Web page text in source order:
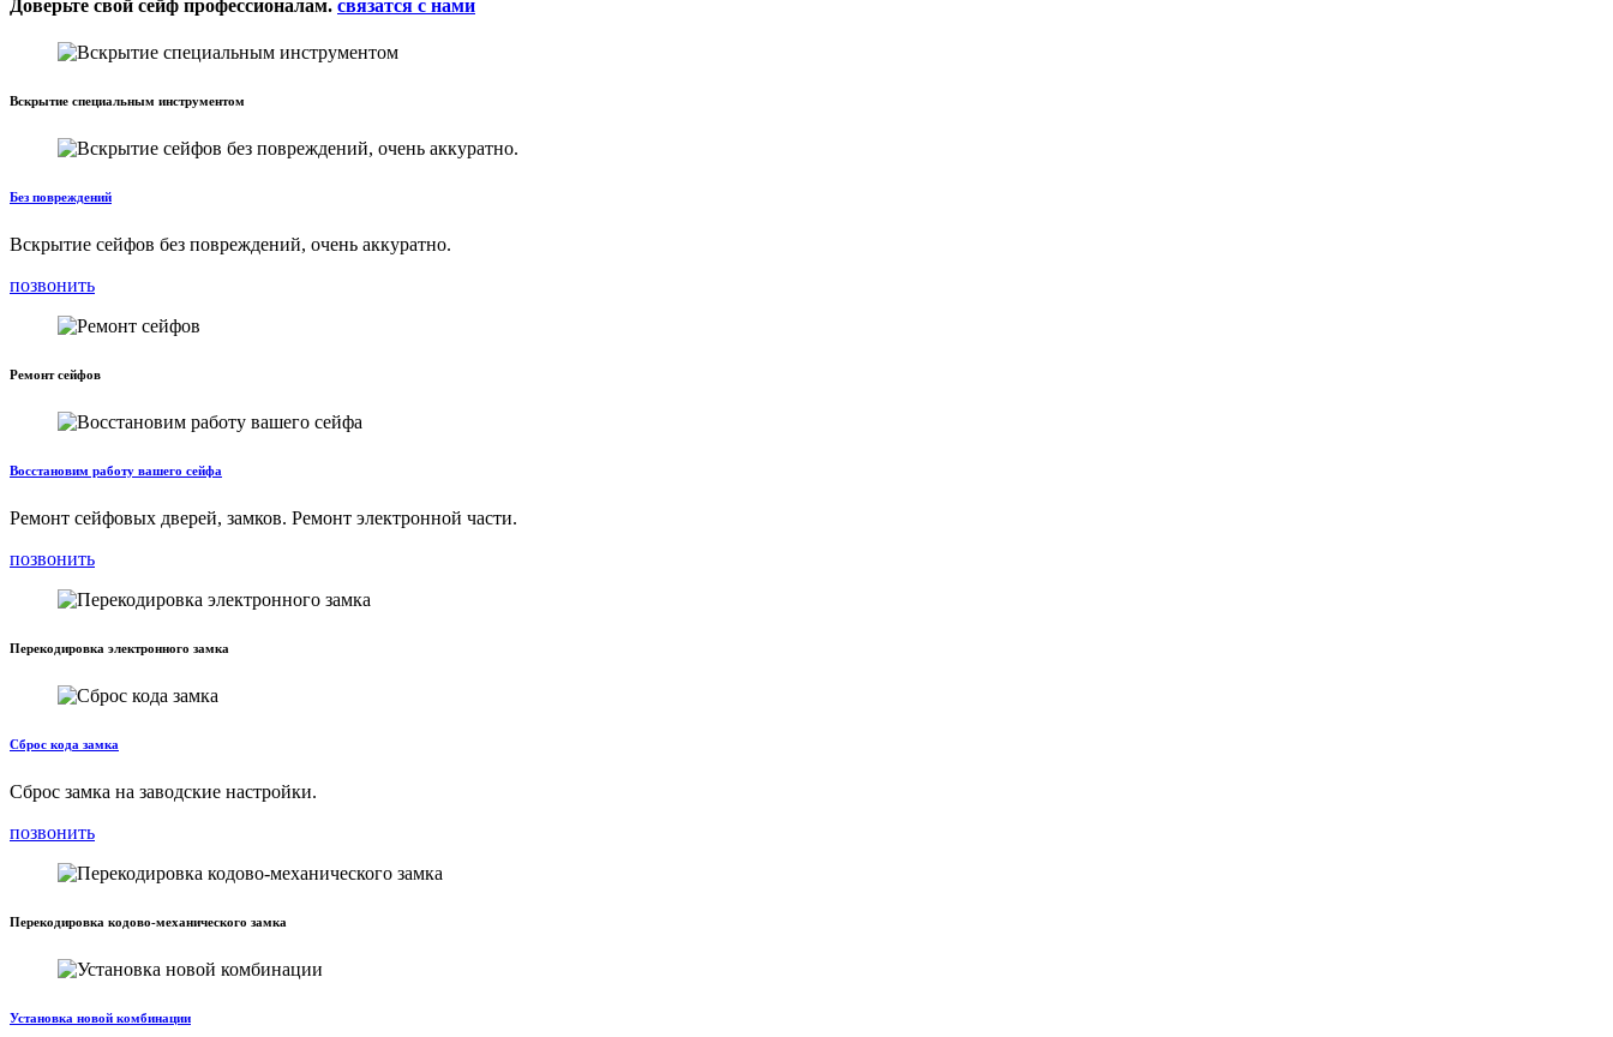
Доверьте свой сейф профессионалам. связатся с нами
Вскрытие специальным инструментом
Без повреждений
Вскрытие сейфов без повреждений, очень аккуратно.
позвонить
Ремонт сейфов
Восстановим работу вашего сейфа
Ремонт сейфовых дверей, замков. Ремонт электронной части.
позвонить
Перекодировка электронного замка
Сброс кода замка
Сброс замка на заводские настройки.
позвонить
Перекодировка кодово-механического замка
Установка новой комбинации